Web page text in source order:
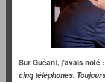
Sur Guéant, j’avais noté
cinq téléphones.